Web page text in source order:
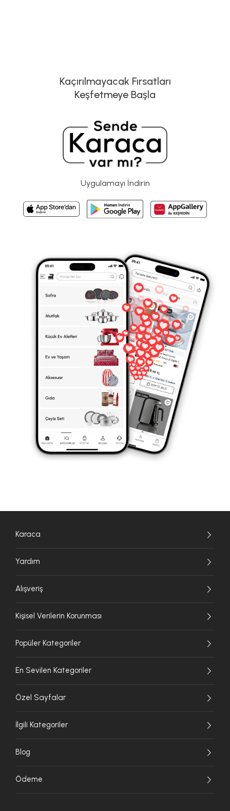
Kaçırılmayacak Fırsatları
Keşfetmeye Başla
Uygulamayı İndirin
Karaca
Yardım
Alışveriş
Kişisel Verilerin Korunması
Popüler Kategoriler
En Sevilen Kategoriler
Özel Sayfalar
İlgili Kategoriler
Blog
Ödeme